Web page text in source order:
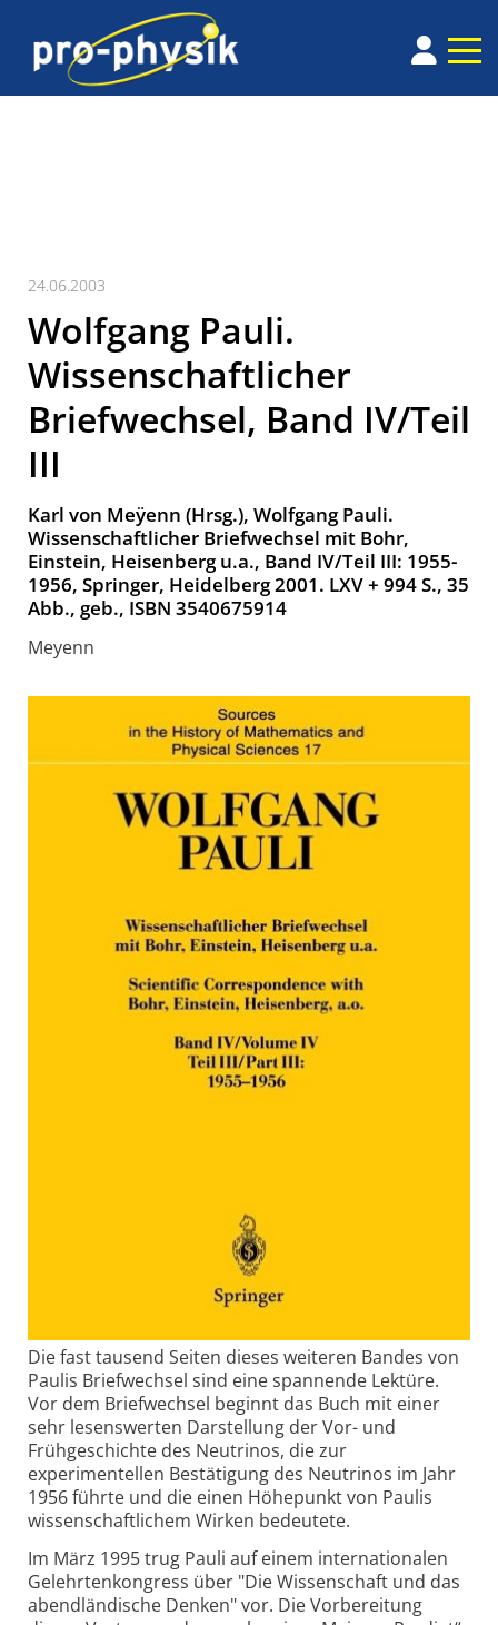
24.06.2003
Wolfgang Pauli.
Wissenschaftlicher
Briefwechsel, Band IV/Teil
III
Karl von Meÿenn (Hrsg.), Wolfgang Pauli.
Wissenschaftlicher Briefwechsel mit Bohr,
Einstein, Heisenberg u.a., Band IV/Teil III: 1955-
1956, Springer, Heidelberg 2001. LXV + 994 S., 35
Abb., geb., ISBN 3540675914
Meyenn
Die fast tausend Seiten dieses weiteren Bandes von
Paulis Briefwechsel sind eine spannende Lektüre.
Vor dem Briefwechsel beginnt das Buch mit einer
sehr lesenswerten Darstellung der Vor- und
Frühgeschichte des Neutrinos, die zur
experimentellen Bestätigung des Neutrinos im Jahr
1956 führte und die einen Höhepunkt von Paulis
wissenschaftlichem Wirken bedeutete.
Im März 1995 trug Pauli auf einem internationalen
Gelehrtenkongress über "Die Wissenschaft und das
abendländische Denken" vor. Die Vorbereitung